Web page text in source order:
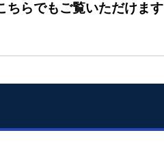
ちらでもご覧いただけます